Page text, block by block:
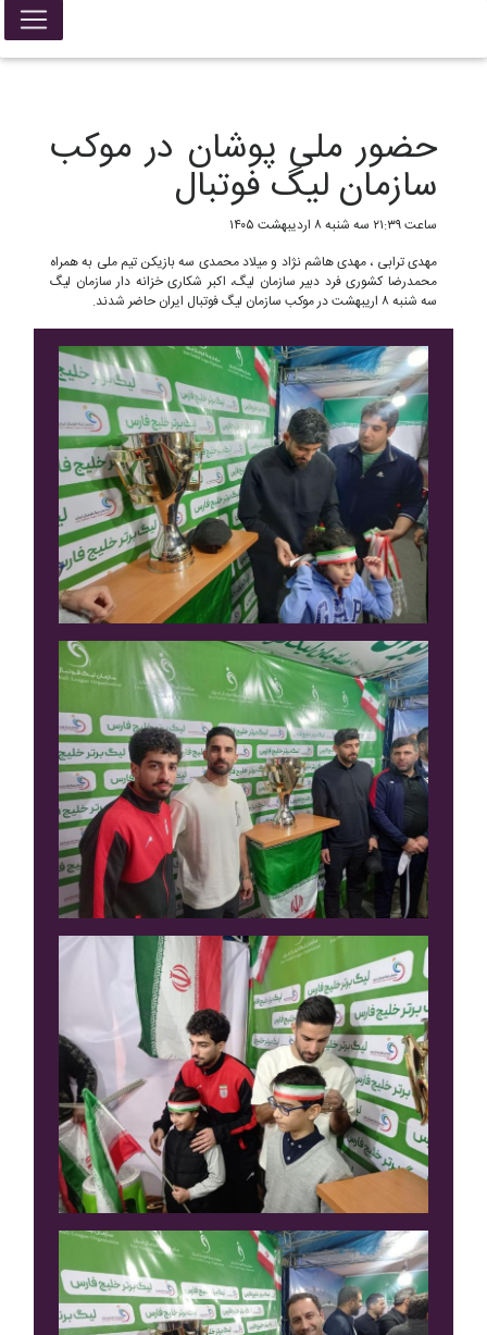
False{ return; }
حضور ملی پوشان در موکب
سازمان لیگ فوتبال
ساعت ۲۱:۳۹ سه شنبه ۸ اردیبهشت ۱۴۰۵
مهدی ترابی ، مهدی هاشم نژاد و میلاد محمدی سه بازیکن تیم ملی به همراه
محمدرضا کشوری فرد دبیر سازمان لیگ، اکبر شکاری خزانه دار سازمان لیگ
سه شنبه ۸ اریبهشت در موکب سازمان لیگ فوتبال ایران حاضر شدند.